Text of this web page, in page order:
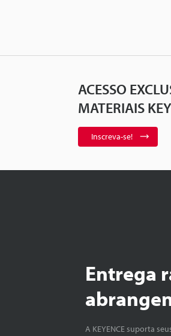
ACESSO
MATERIAIS
Inscreva-se!
Entrega
A KEYENCE suporta